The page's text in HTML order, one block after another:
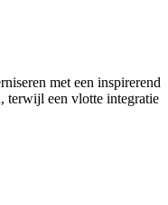
met een inspirerend
terwijl een vlotte integratie